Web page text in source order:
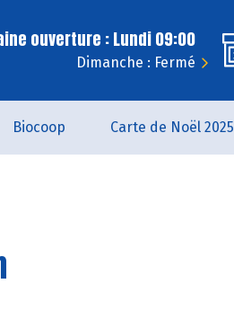
ouverture : Lundi 09:00
Dimanche : Fermé
Biocoop Carte de Noël 2025